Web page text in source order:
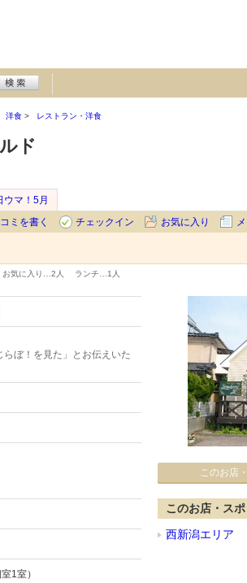
洋食 レストラン・洋食
ド
ウマ！5月
ミを書く
チェックイン お気に入り
お気に入り… 2人 ランチ… 1人
ぼ！を見た」とお伝えいた
1室）
このお店
このお店・ス
西新潟エリア